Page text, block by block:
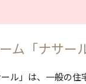
ム「ナサー
ル」は、一般の